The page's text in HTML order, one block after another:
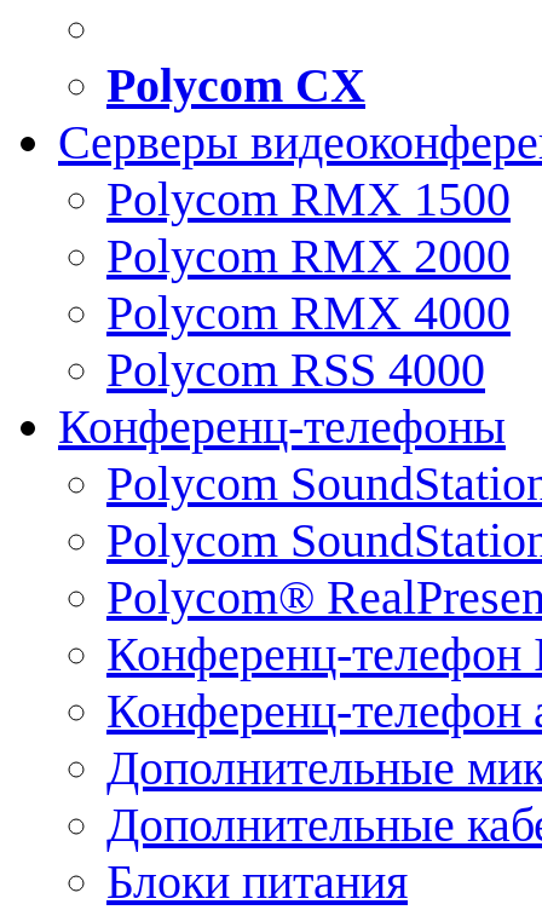
Polycom CX
Серверы
Polycom RMX 1500
Polycom RMX 2000
Polycom RMX 4000
Polycom RSS 4000
Конференц-телефоны
Polycom
Polycom
Polycom®
Конференц-телефон
Конференц-телефон
Дополнительные
Дополнительные
Блоки питания